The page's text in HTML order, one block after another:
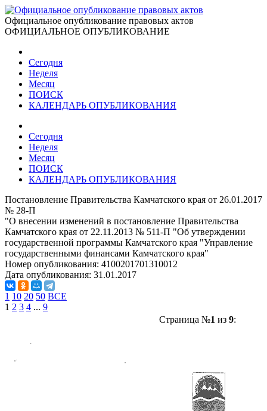
Официальное опубликование правовых актов
ОФИЦИАЛЬНОЕ ОПУБЛИКОВАНИЕ
Сегодня
Неделя
Месяц
ПОИСК
КАЛЕНДАРЬ ОПУБЛИКОВАНИЯ
Сегодня
Неделя
Месяц
ПОИСК
КАЛЕНДАРЬ ОПУБЛИКОВАНИЯ
Постановление Правительства Камчатского края от 26.01.2017
№ 28-П
"О внесении изменений в постановление Правительства
Камчатского края от 22.11.2013 № 511-П "Об утверждении
государственной программы Камчатского края "Управление
государственными финансами Камчатского края"
Номер опубликования: 4100201701310012
Дата опубликования: 31.01.2017
1 10 20 50 ВСЕ
1 2 3 4 ... 9
Страница №1 из 9: